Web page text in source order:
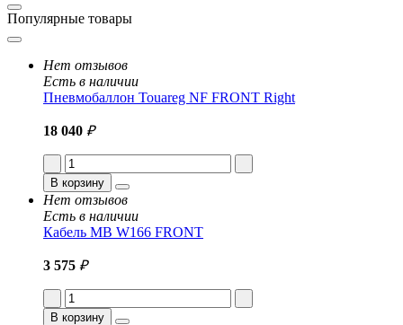
Популярные товары
Нет отзывов
Есть в наличии
Пневмобаллон Touareg NF FRONT Right
18 040 ₽
В корзину
Нет отзывов
Есть в наличии
Кабель MB W166 FRONT
3 575 ₽
В корзину